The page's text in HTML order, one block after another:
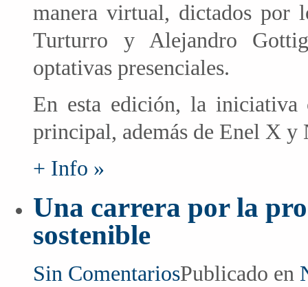
manera virtual, dictados por
Turturro y Alejandro
optativas presenciales.
En esta edición, la iniciativa
principal, además de Enel X
+ Info »
Una carrera por la
sostenible
Sin ComentariosPublicado en